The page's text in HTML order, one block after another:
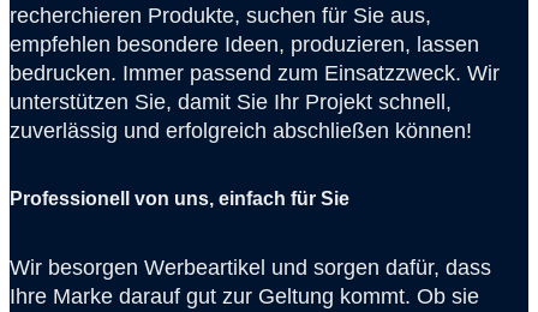
recherchieren Produkte, suchen für Sie aus,
empfehlen besondere Ideen, produzieren, lassen
bedrucken. Immer passend zum Einsatzzweck. Wir
unterstützen Sie, damit Sie Ihr Projekt schnell,
zuverlässig und erfolgreich abschließen können!
Professionell von uns, einfach für Sie
Wir besorgen Werbeartikel und sorgen dafür, dass
Ihre Marke darauf gut zur Geltung kommt. Ob sie